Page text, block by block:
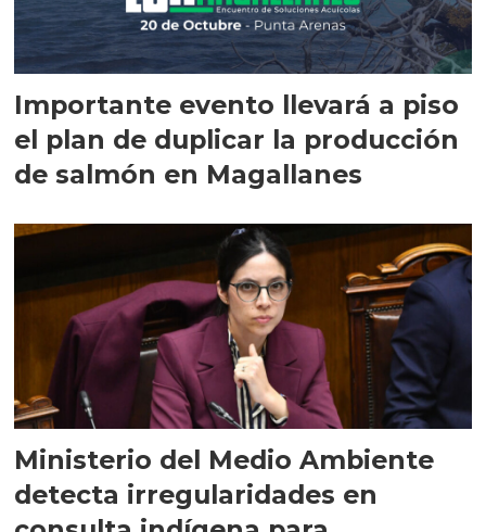
Importante evento llevará a piso
el plan de duplicar la producción
de salmón en Magallanes
Ministerio del Medio Ambiente
detecta irregularidades en